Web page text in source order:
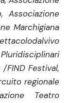
Associazione
Marchigiana
FIND Festival,
regionale
Teatro